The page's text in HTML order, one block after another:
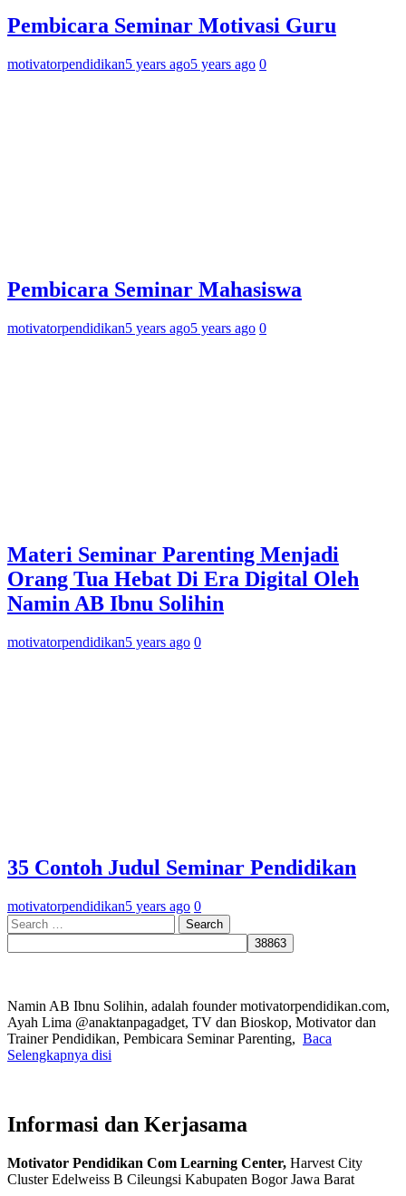
Pembicara Seminar Motivasi Guru
motivatorpendidikan5 years ago5 years ago 0
Pembicara Seminar Mahasiswa
motivatorpendidikan5 years ago5 years ago 0
Materi Seminar Parenting Menjadi
Orang Tua Hebat Di Era Digital Oleh
Namin AB Ibnu Solihin
motivatorpendidikan5 years ago 0
35 Contoh Judul Seminar Pendidikan
motivatorpendidikan5 years ago 0
Search
for:
Namin AB Ibnu Solihin, adalah founder motivatorpendidikan.com,
Ayah Lima @anaktanpagadget, TV dan Bioskop, Motivator dan
Trainer Pendidikan, Pembicara Seminar Parenting, Baca
Selengkapnya disi
Informasi dan Kerjasama
Motivator Pendidikan Com Learning Center, Harvest City
Cluster Edelweiss B Cileungsi Kabupaten Bogor Jawa Barat